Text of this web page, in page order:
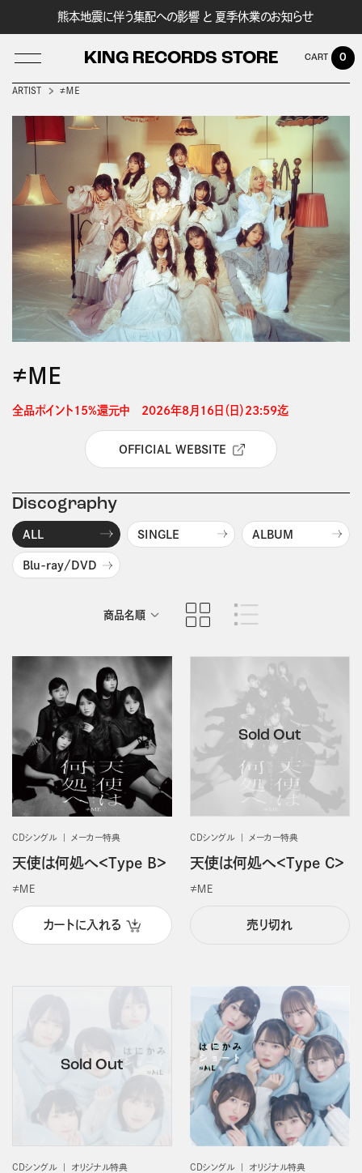
熊本地震に伴う集配への影響 と 夏季休業のお知らせ
KING RECORDS STORE
LOG IN
0
ARTIST ≠ＭＥ
≠ＭＥ
全品ポイント15%還元中　2026年8月16日（日）23:59迄
OFFICIAL WEBSITE
Discography
ALL SINGLE ALBUM
Blu-ray/DVD
商品名順
CDシングル メーカー特典
天使は何処へ＜Type B＞
≠ＭＥ
カートに入れる
CDシングル メーカー特典
天使は何処へ＜Type C＞
≠ＭＥ
売り切れ
CDシングル オリジナル特典 CDシングル オリジナル特典